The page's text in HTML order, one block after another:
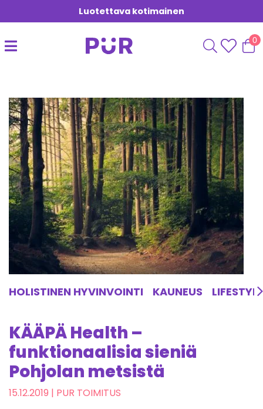
Luotettava kotimainen
0
HOLISTINEN HYVINVOINTI KAUNEUS LIFESTYLE
KÄÄPÄ Health –
funktionaalisia sieniä
Pohjolan metsistä
15.12.2019 | PUR TOIMITUS